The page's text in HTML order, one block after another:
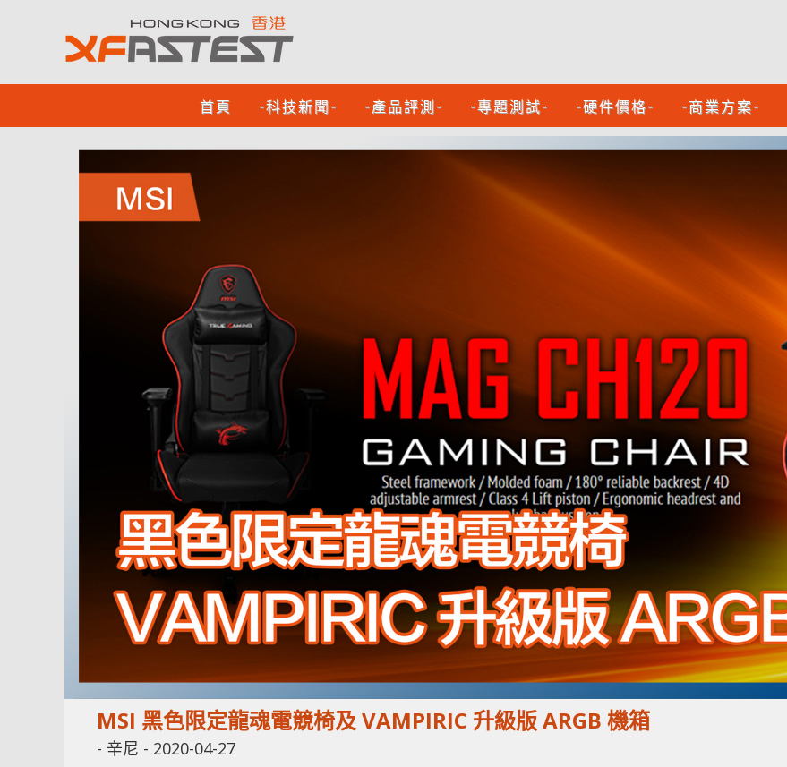
首頁 -科技新聞- -產品評測- -專題測試- -硬件價格- -商業方案-
MSI 黑色限定龍魂電競椅及 VAMPIRIC 升級版 ARGB 機箱
- 辛尼 - 2020-04-27